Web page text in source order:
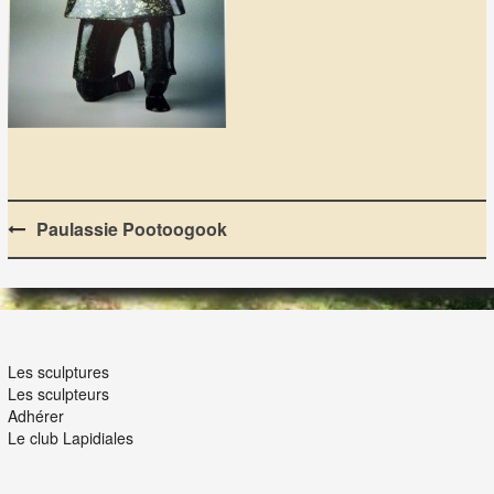
Post
navigation
Paulassie Pootoogook
Les sculptures
Les sculpteurs
Adhérer
Le club Lapidiales